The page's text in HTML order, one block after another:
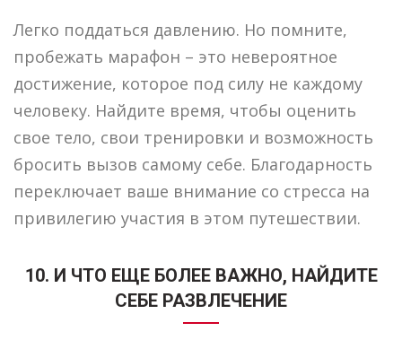
Легко поддаться давлению. Но помните,
пробежать марафон – это невероятное
достижение, которое под силу не каждому
человеку. Найдите время, чтобы оценить
свое тело, свои тренировки и возможность
бросить вызов самому себе. Благодарность
переключает ваше внимание со стресса на
привилегию участия в этом путешествии.
10. И ЧТО ЕЩЕ БОЛЕЕ ВАЖНО, НАЙДИТЕ
СЕБЕ РАЗВЛЕЧЕНИЕ